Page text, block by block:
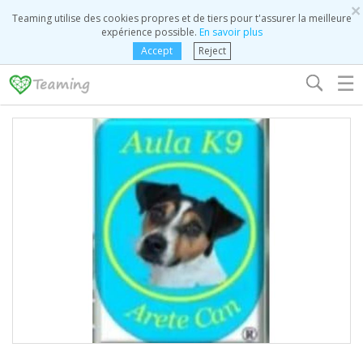
×
Teaming utilise des cookies propres et de tiers pour t'assurer la meilleure
expérience possible. En savoir plus
Accept
Reject
☰